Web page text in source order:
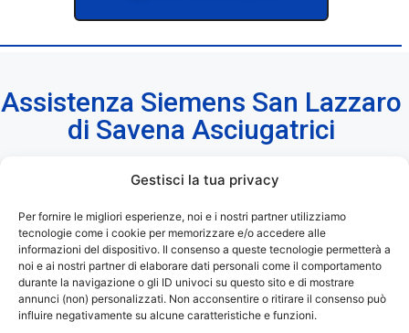
Gestisci la tua privacy
Per fornire le migliori esperienze, noi e i nostri partner utilizziamo
tecnologie come i cookie per memorizzare e/o accedere alle
informazioni del dispositivo. Il consenso a queste tecnologie permetterà a
noi e ai nostri partner di elaborare dati personali come il comportamento
durante la navigazione o gli ID univoci su questo sito e di mostrare
annunci (non) personalizzati. Non acconsentire o ritirare il consenso può
influire negativamente su alcune caratteristiche e funzioni.
Assistenza Siemens San Lazzaro
di Savena Asciugatrici
Assistenza Siemens San Lazzaro di Savena
Riparazioni Asciugatrici Fuori Garanzia.
La tua asciugatrice Siemens ® ti dà dei problemi? Non
asciuga più come una volta? I programmi di asciugatura